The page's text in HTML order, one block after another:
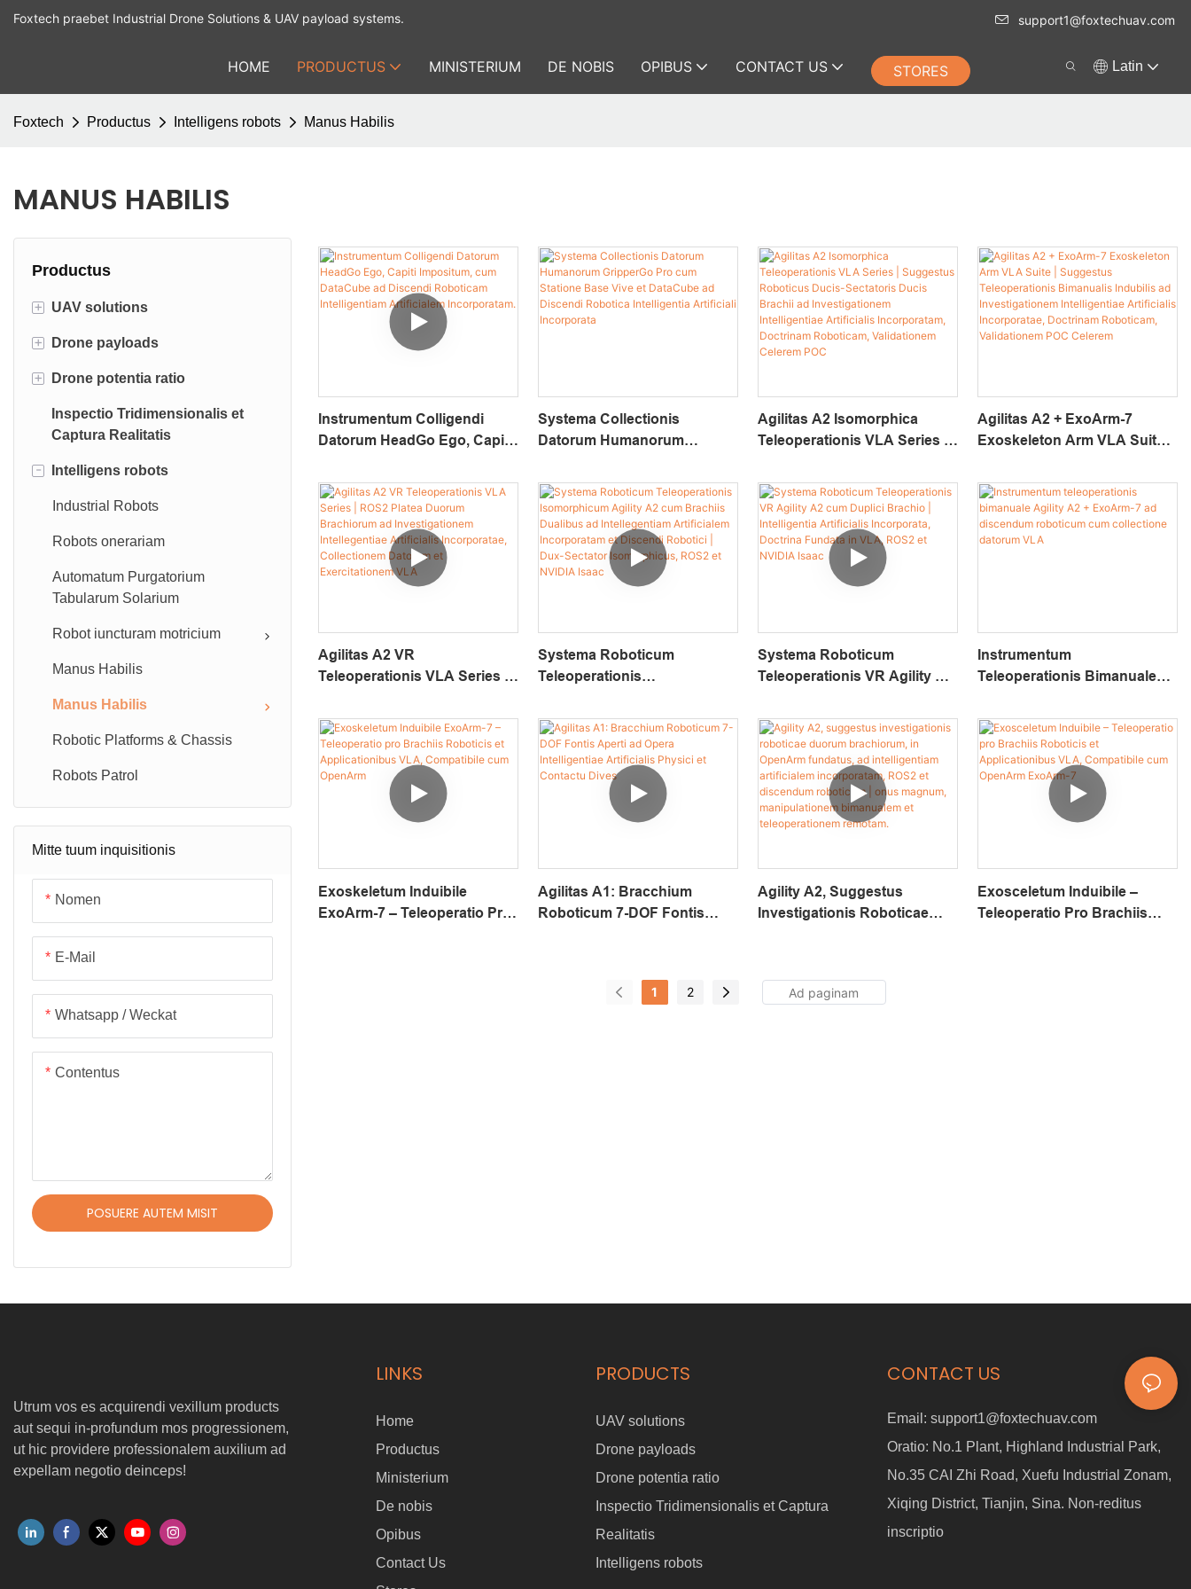
Foxtech praebet Industrial Drone Solutions & UAV payload systems. support1@foxtechuav.com
HOME PRODUCTUS MINISTERIUM DE NOBIS OPIBUS CONTACT US STORES Latin
Foxtech Productus Intelligens robots Manus Habilis
MANUS HABILIS
Productus
+
UAV solutions
Industrial UAV
Accessorium
+ Drone payloads
Dji Payloads
Drone dictum ratio
+ Drone potentia ratio
UAV batteries
Inspectio Tridimensionalis et
Captura Realitatis
- Intelligens robots
Industrial Robots
Robots onerariam
Automatum Purgatorium
Tabularum Solarium
Robot iuncturam motricium
Manus Habilis
Manus Habilis
Robotic Platforms & Chassis
Robots Patrol
Mitte tuum inquisitionis
Nomen
E-Mail
Whatsapp / Weckat
Contentus
POSUERE AUTEM MISIT
Instrumentum Colligendi
Datorum HeadGo Ego, Capiti
Ad Discendi Roboticam
Intelligentiam Artificialem
Incorporatam.
Systema Collectionis
Datorum Humanorum
Base Vive Et DataCube Ad
Discendi Robotica
Intelligentia Artificiali
Incorporata
Agilitas A2 Isomorphica
Teleoperationis VLA Series |
Sectatoris Ducis Brachii Ad
Investigationem Intelligentiae
Artificialis Incorporatam,
Doctrinam Roboticam,
Validationem Celerem POC
Agilitas A2 + ExoArm-7
Exoskeleton Arm VLA Suite |
Bimanualis Indubilis Ad
Investigationem Intelligentiae
Artificialis Incorporatae,
Doctrinam Roboticam,
Agilitas A2 VR
Teleoperationis VLA Series |
Brachiorum Ad
Investigationem Intellegentiae
Artificialis Incorporatae,
Collectionem Datorum Et
Exercitationem VLA
Systema Roboticum
Teleoperationis
Cum Brachiis Dualibus Ad
Intellegentiam Artificialem
Incorporatam Et Discendi
Robotici | Dux-Sectator
Isomorphicus, ROS2 Et
Systema Roboticum
Teleoperationis VR Agility A2
Intelligentia Artificialis
Incorporata, Doctrina
Fundata In VLA, ROS2 Et
NVIDIA Isaac
Instrumentum
Teleoperationis Bimanuale
Discendum Roboticum Cum
Collectione Datorum VLA
Exoskeletum Induibile
ExoArm-7 – Teleoperatio Pro
Agilitas A1: Bracchium
Roboticum 7-DOF Fontis
Agility A2, Suggestus
Investigationis Roboticae
Intelligentiam Artificialem
Incorporatam, ROS2 Et
Exosceletum Induibile –
Teleoperatio Pro Brachiis
1
2
Utrum vos es acquirendi vexillum products
aut sequi in-profundum mos progressionem,
ut hic providere professionalem auxilium ad
expellam negotio deinceps!
LINKS
Home
Productus
Ministerium
De nobis
Opibus
Contact Us
PRODUCTS
UAV solutions
Drone payloads
Drone potentia ratio
Inspectio Tridimensionalis et Captura
Realitatis
Intelligens robots
CONTACT US
Email: support1@foxtechuav.com
Oratio: No.1 Plant, Highland Industrial Park,
No.35 CAI Zhi Road, Xuefu Industrial Zonam,
Xiqing District, Tianjin, Sina. Non-reditus
inscriptio